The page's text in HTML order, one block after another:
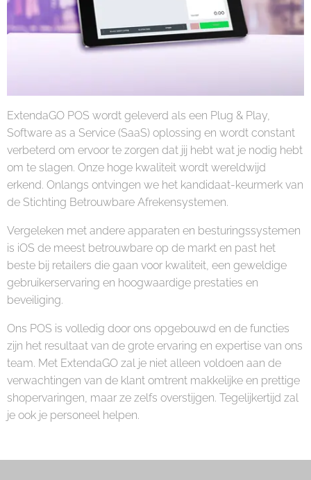
ExtendaGO POS wordt geleverd als een Plug & Play,
Software as a Service (SaaS) oplossing en wordt constant
verbeterd om ervoor te zorgen dat jij hebt wat je nodig hebt
om te slagen. Onze hoge kwaliteit wordt wereldwijd
erkend. Onlangs ontvingen we het kandidaat-keurmerk van
de Stichting Betrouwbare Afrekensystemen.
Vergeleken met andere apparaten en besturingssystemen
is iOS de meest betrouwbare op de markt en past het
beste bij retailers die gaan voor kwaliteit, een geweldige
gebruikerservaring en hoogwaardige prestaties en
beveiliging.
Ons POS is volledig door ons opgebouwd en de functies
zijn het resultaat van de grote ervaring en expertise van ons
team. Met ExtendaGO zal je niet alleen voldoen aan de
verwachtingen van de klant omtrent makkelijke en prettige
shopervaringen, maar ze zelfs overstijgen. Tegelijkertijd zal
je ook je personeel helpen.